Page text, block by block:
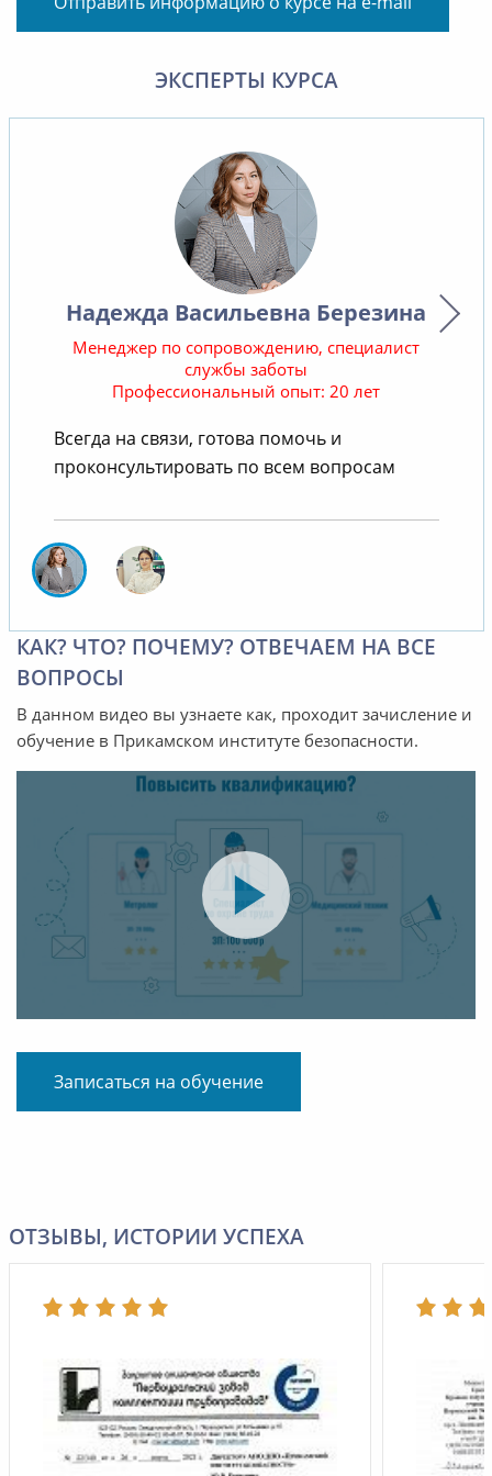
ЭКСПЕРТЫ КУРСА
Надежда Васильевна Березина
Менеджер по сопровождению, специалист
службы заботы
Профессиональный опыт: 20 лет
Всегда на связи, готова помочь и
проконсультировать по всем вопросам
КАК? ЧТО? ПОЧЕМУ? ОТВЕЧАЕМ НА ВСЕ
ВОПРОСЫ
В данном видео вы узнаете как, проходит зачисление и
обучение в Прикамском институте безопасности.
Записаться на обучение
ОТЗЫВЫ, ИСТОРИИ УСПЕХА